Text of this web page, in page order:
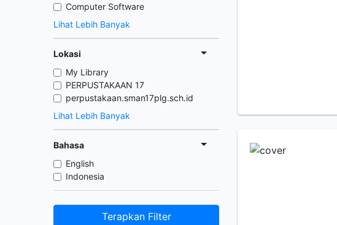
Computer Software
Lihat Lebih Banyak
Lokasi
My Library
PERPUSTAKAAN 17
perpustakaan.sman17plg.sch.id
Lihat Lebih Banyak
Bahasa
English
Indonesia
Terapkan Filter